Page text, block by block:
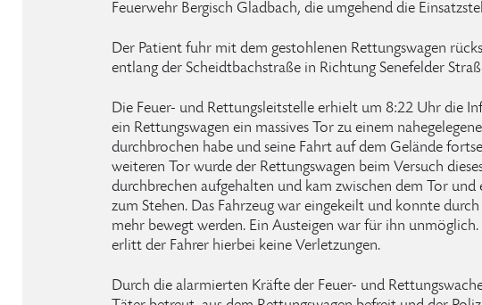
Feuerwehr Bergisch Gladbach, die umgehend die
Der Patient fuhr mit dem gestohlenen Rettungswagen
entlang der Scheidtbachstraße in Richtung Senefelder
Die Feuer- und Rettungsleitstelle erhielt um 8:22 Uhr die
ein Rettungswagen ein massives Tor zu einem
durchbrochen habe und seine Fahrt auf dem Gelände
weiteren Tor wurde der Rettungswagen beim Versuch
durchbrechen aufgehalten und kam zwischen dem Tor und
zum Stehen. Das Fahrzeug war eingekeilt und konnte
mehr bewegt werden. Ein Austeigen war für ihn
erlitt der Fahrer hierbei keine Verletzungen.
Durch die alarmierten Kräfte der Feuer- und